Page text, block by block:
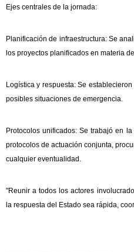
Ejes centrales de la jornada:
Planificación de infraestructura: Se
los proyectos planificados en materia
Logística y respuesta: Se
posibles situaciones de emergencia.
Protocolos unificados: Se trabajó en
protocolos de actuación conjunta,
cualquier eventualidad.
"Reunir a todos los actores
la respuesta del Estado sea rápida,